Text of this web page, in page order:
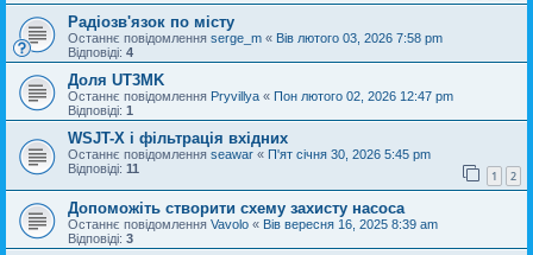
Радіозв'язок по місту
Останнє повідомлення serge_m « Вів лютого 03, 2026 7:58 pm
Відповіді: 4
Доля UT3MK
Останнє повідомлення Pryvillya « Пон лютого 02, 2026 12:47 pm
Відповіді: 1
WSJT-X і фільтрація вхідних
Останнє повідомлення seawar « П'ят січня 30, 2026 5:45 pm
Відповіді: 11 1 2
Допоможіть створити схему захисту насоса
Останнє повідомлення Vavolo « Вів вересня 16, 2025 8:39 am
Відповіді: 3